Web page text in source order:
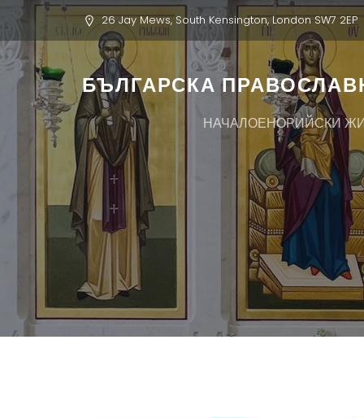
26 Jay Mews, South Kensington, London SW7 2EP
БЪЛГАРСКА
НАЧАЛОЕНОРИЙСКИ